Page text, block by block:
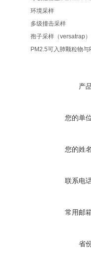
环境采样
多级撞击采样
孢子采样（versatrap）
PM2.5可入肺颗粒物
产
您的单
您的姓
联系电
常用邮
省